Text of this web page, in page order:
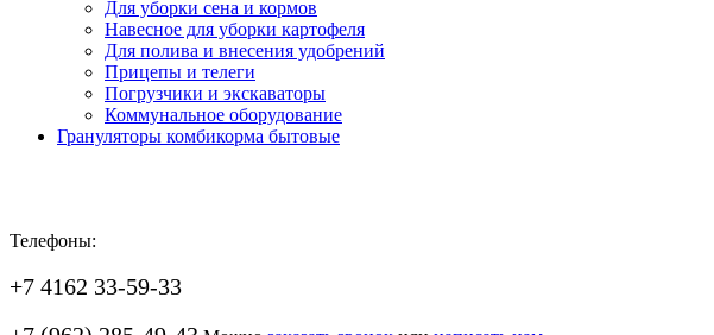
Для уборки сена и кормов
Навесное для уборки картофеля
Для полива и внесения удобрений
Прицепы и телеги
Погрузчики и экскаваторы
Коммунальное оборудование
Грануляторы комбикорма бытовые
Телефоны:
+7 4162 33-59-33